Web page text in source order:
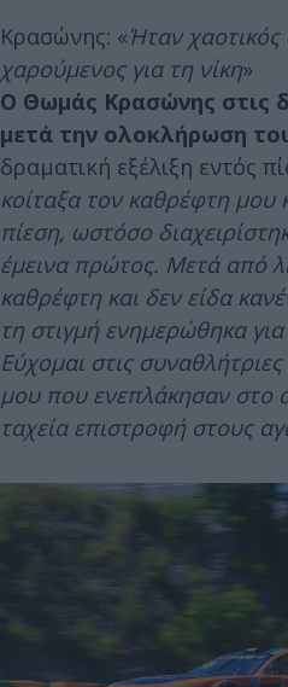
Κρασώνης: «Ήταν
χαρούμενος για τη νίκη»
Ο Θωμάς Κρασώνης στις
μετά την ολοκλήρωση
δραματική εξέλιξη εντός
κοίταξα τον καθρέφτη μου
πίεση, ωστόσο
έμεινα πρώτος. Μετά από
καθρέφτη και δεν είδα
τη στιγμή ενημερώθηκα
Εύχομαι στις
μου που ενεπλάκησαν στο
ταχεία επιστροφή στους